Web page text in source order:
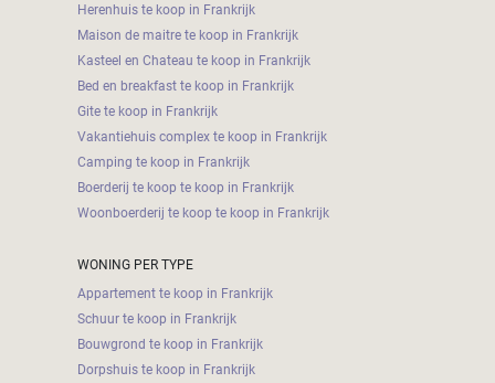
Herenhuis te koop in Frankrijk
Maison de maitre te koop in Frankrijk
Kasteel en Chateau te koop in Frankrijk
Bed en breakfast te koop in Frankrijk
Gite te koop in Frankrijk
Vakantiehuis complex te koop in Frankrijk
Camping te koop in Frankrijk
Boerderij te koop te koop in Frankrijk
Woonboerderij te koop te koop in Frankrijk
WONING PER TYPE
Appartement te koop in Frankrijk
Schuur te koop in Frankrijk
Bouwgrond te koop in Frankrijk
Dorpshuis te koop in Frankrijk